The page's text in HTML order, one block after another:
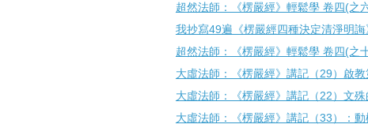
超然法師：《楞嚴經》輕鬆學 卷四(之
我抄寫49遍《楞嚴經四種決定清淨明誨
超然法師：《楞嚴經》輕鬆學 卷四(之
大虛法師：《楞嚴經》講記（29）啟教
大虛法師：《楞嚴經》講記（22）文
大虛法師：《楞嚴經》講記（33）：